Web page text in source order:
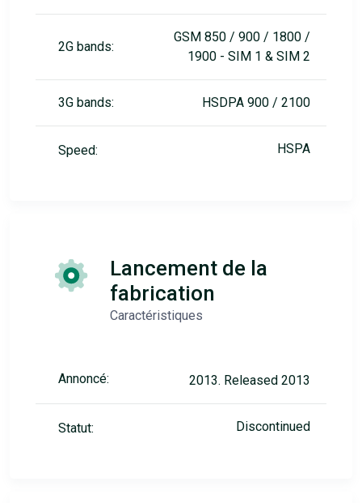
2G bands:
GSM 850 / 900 / 1800 /
1900 - SIM 1 & SIM 2
3G bands: HSDPA 900 / 2100
Speed: HSPA
Lancement de la
fabrication
Caractéristiques
Annoncé: 2013. Released 2013
Statut: Discontinued